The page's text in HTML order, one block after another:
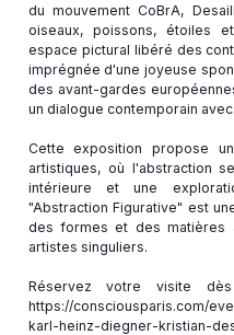
du mouvement CoBrA,
oiseaux, poissons, étoiles
espace pictural libéré des
imprégnée d'une joyeuse
des avant-gardes
un dialogue contemporain
Cette exposition propose
artistiques, où l'abstraction
intérieure et une
"Abstraction Figurative" est
des formes et des
artistes singuliers.
Réservez votre visite
https://consciousparis.com/